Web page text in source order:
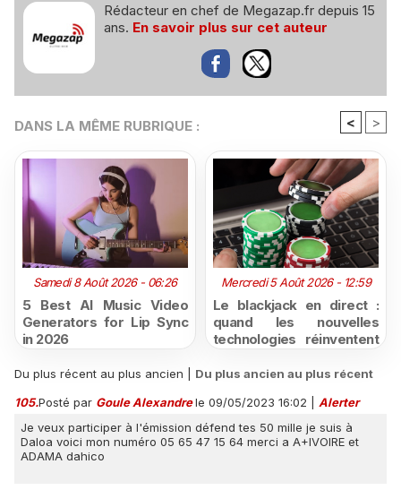
Rédacteur en chef de Megazap.fr depuis 15
ans. En savoir plus sur cet auteur
DANS LA MÊME RUBRIQUE : < >
Samedi 8 Août 2026 - 06:26
5 Best AI Music Video
Generators for Lip Sync
in 2026
Mercredi 5 Août 2026 - 12:59
Le blackjack en direct :
quand les nouvelles
technologies réinventent
ligne
Du plus récent au plus ancien
Du plus ancien au plus récent
105.Posté par Goule Alexandrele 09/05/2023 16:02
Alerter
Je veux participer à l'émission défend tes 50 mille je suis à
Daloa voici mon numéro 05 65 47 15 64 merci a A+IVOIRE et
ADAMA dahico